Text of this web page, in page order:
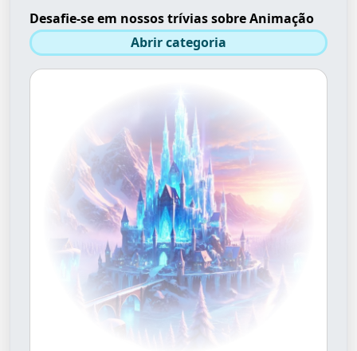
Desafie-se em nossos trívias sobre Animação
Abrir categoria